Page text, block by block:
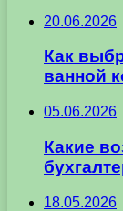
20.06.2026
Как
ванной
05.06.2026
Какие
18.05.2026